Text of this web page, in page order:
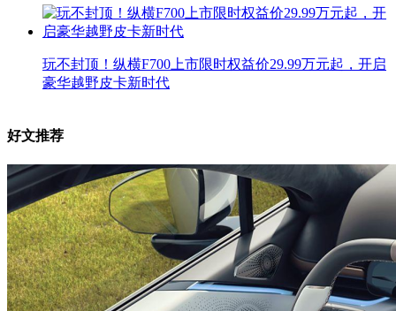
玩不封顶！纵横F700上市限时权益价29.99万元起，开启
豪华越野皮卡新时代
好文推荐